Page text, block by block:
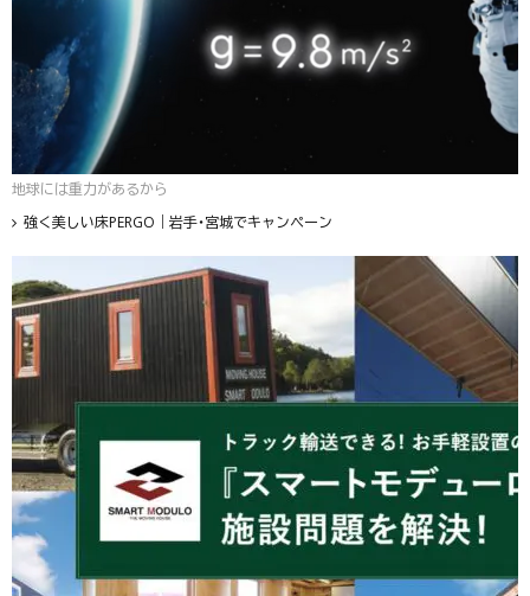
地球には重力があるから
強く美しい床PERGO｜岩手・宮城でキャンペーン